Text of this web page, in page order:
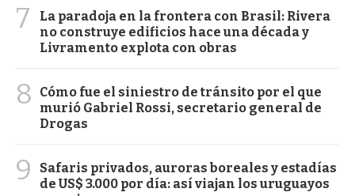
7
La paradoja en la frontera con Brasil: Rivera
no construye edificios hace una década y
Livramento explota con obras
8
Cómo fue el siniestro de tránsito por el que
murió Gabriel Rossi, secretario general de
Drogas
9
Safaris privados, auroras boreales y estadías
de US$ 3.000 por día: así viajan los uruguayos